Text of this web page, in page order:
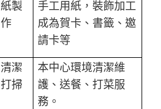
紙製
作
手工用紙，裝飾加工
成為賀卡、書籤、邀
請卡等
清潔
打掃
本中心環境清潔維
護、送餐、打菜服
務。